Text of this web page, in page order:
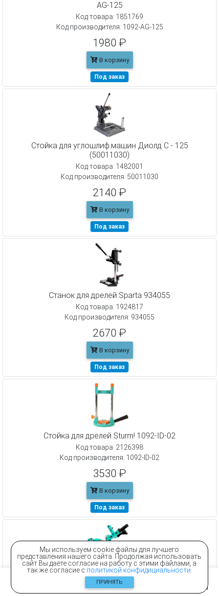
Мы используем cookie файлы для лучшего
представления нашего сайта. Продолжая использовать
сайт Вы даёте согласие на работу с этими файлами, а
так же согласие с политикой конфидициальности
ПРИНЯТЬ
AG-125
Код товара: 1851769
Код производителя: 1092-AG-125
1980 ₽
В корзину
Под заказ
Стойка для углошлиф.машин Диолд С - 125
(50011030)
Код товара: 1482001
Код производителя: 50011030
2140 ₽
В корзину
Под заказ
Станок для дрелей Sparta 934055
Код товара: 1924817
Код производителя: 934055
2670 ₽
В корзину
Под заказ
Стойка для дрелей Sturm! 1092-ID-02
Код товара: 2126398
Код производителя: 1092-ID-02
3530 ₽
В корзину
Под заказ
Стойка для углошлифовальных машин Sturm! 1094-
AG-125
Код товара: 1781164
Код производителя: 1094-AG-125
Контакты Корзина